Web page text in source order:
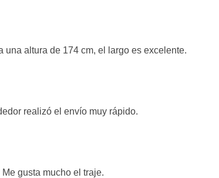
una altura de 174 cm, el largo es excelente.
realizó el envío muy rápido.
gusta mucho el traje.